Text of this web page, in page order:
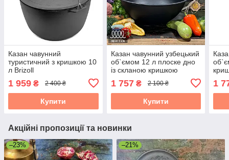
Казан чавунний
туристичний з кришкою 10
л Brizoll
1 959 ₴ 2 400 ₴
Купити
Казан чавунний узбецький
об`ємом 12 л плоске дно
із скланою кришкою
1 757₴ 2 100 ₴
Купити
1
Акційні пропозиції та новинки
–23% –21%